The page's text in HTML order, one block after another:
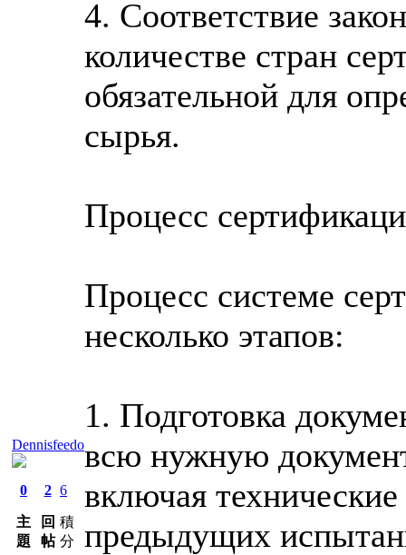
Dennisfeedo
0
主
題
2
回
帖
6
積
分
4. Соответствие
количестве стран
обязательной для
сырья.
Процесс
Процесс системе
несколько этапов:
1. Подготовка
всю нужную
включая
предыдущих